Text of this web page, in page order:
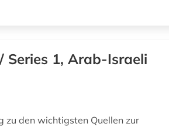
Series 1, Arab-Israeli
zu den wichtigsten Quellen zur